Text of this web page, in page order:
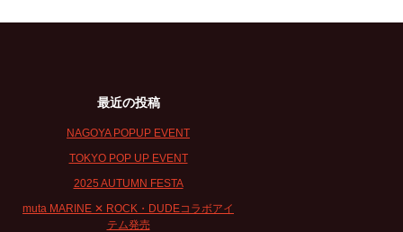
最近の投稿
NAGOYA POPUP EVENT
TOKYO POP UP EVENT
2025 AUTUMN FESTA
muta MARINE ✕ ROCK・DUDEコラボアイ
テム発売